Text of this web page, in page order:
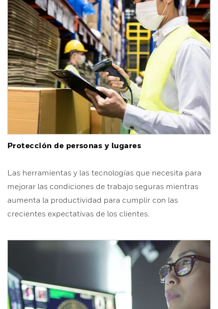
Protección de personas y lugares
Las herramientas y las tecnologías que necesita para
mejorar las condiciones de trabajo seguras mientras
aumenta la productividad para cumplir con las
crecientes expectativas de los clientes.